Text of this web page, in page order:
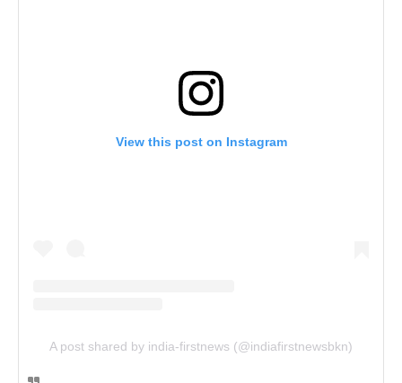
View this post on Instagram
A post shared by india-firstnews (@indiafirstnewsbkn)